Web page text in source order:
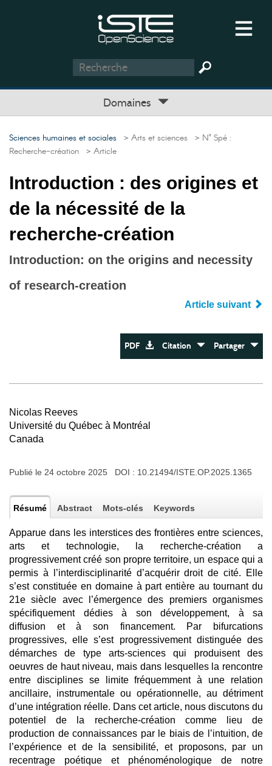
Domaines
Sciences humaines et sociales > Arts et sciences > N° Spé :
Recherche-création > Article
Introduction : des origines et
de la nécessité de la
recherche-création
Introduction: on the origins and necessity
of research-creation
Article suivant
PDF Citation Partager
Nicolas Reeves
Université du Québec à Montréal
Canada
Publié le 24 octobre 2025 DOI : 10.21494/ISTE.OP.2025.1365
Résumé Abstract Mots-clés Keywords
Apparue dans les interstices des frontières entre sciences,
arts et technologie, la recherche-création a
progressivement créé son propre territoire, un espace qui a
permis à l’interdisciplinarité d’acquérir droit de cité. Elle
s’est constituée en domaine à part entière au tournant du
21e siècle avec l’émergence des premiers organismes
spécifiquement dédies à son développement, à sa
diffusion et à son financement. Par bifurcations
progressives, elle s’est progressivement distinguée des
démarches de type arts-sciences qui produisent des
oeuvres de haut niveau, mais dans lesquelles la rencontre
entre disciplines se limite fréquemment à une relation
ancillaire, instrumentale ou opérationnelle, au détriment
d’une intégration réelle. Dans cet article, nous discutons du
potentiel de la recherche-création comme lieu de
production de connaissances par le biais de l’intuition, de
l’expérience et de la sensibilité, et proposons, par un
recentrage poétique et phénoménologique de notre